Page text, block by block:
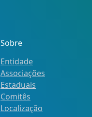
Sobre
Entidade
Associações
Estaduais
Comitês
Localização